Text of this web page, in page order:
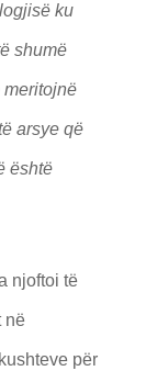
ku
shumë
meritojnë
arsye që
është
njoftoi të
në
për